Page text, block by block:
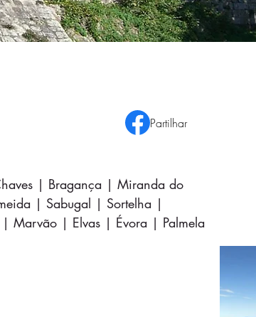
Partilhar
| Bragança | Miranda do
| Sabugal | Sortelha |
Marvão | Elvas | Évora | Palmela